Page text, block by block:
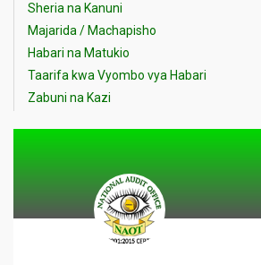
Sheria na Kanuni
Majarida / Machapisho
Habari na Matukio
Taarifa kwa Vyombo vya Habari
Zabuni na Kazi